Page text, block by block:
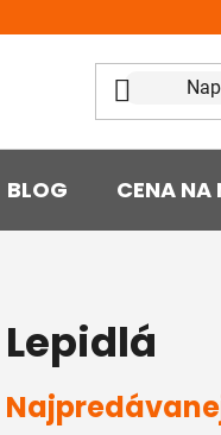
BLOG CENA NA
Lepidlá